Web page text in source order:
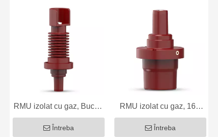
RMU izolat cu gaz, Bucșă
epoxidice 230, 12kV 250A
Întreba
RMU izolat cu gaz, 160
Bucsa epoxidica, 12kV
250A
Întreba